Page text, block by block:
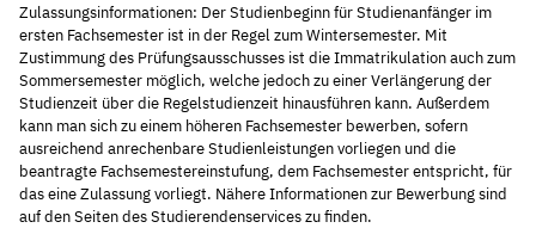
Zulassungsinformationen: Der Studienbeginn für Studienanfänger im
ersten Fachsemester ist in der Regel zum Wintersemester. Mit
Zustimmung des Prüfungsausschusses ist die Immatrikulation auch zum
Sommersemester möglich, welche jedoch zu einer Verlängerung der
Studienzeit über die Regelstudienzeit hinausführen kann. Außerdem
kann man sich zu einem höheren Fachsemester bewerben, sofern
ausreichend anrechenbare Studienleistungen vorliegen und die
beantragte Fachsemestereinstufung, dem Fachsemester entspricht, für
das eine Zulassung vorliegt. Nähere Informationen zur Bewerbung sind
auf den Seiten des Studierendenservices zu finden.